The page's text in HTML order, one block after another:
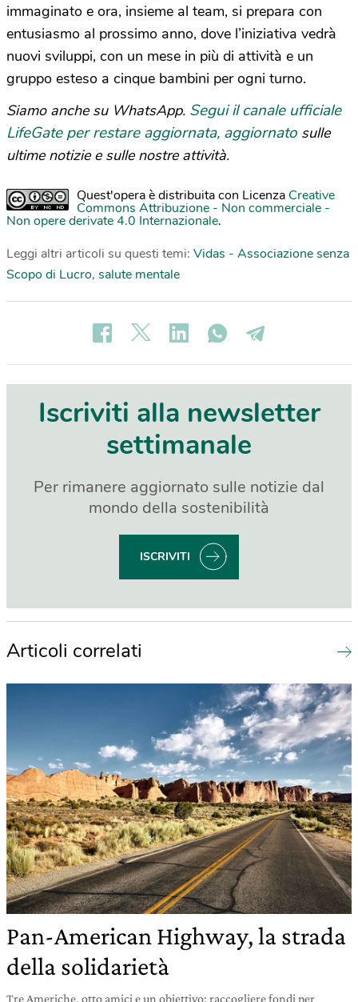
immaginato e ora, insieme al team, si prepara con
entusiasmo al prossimo anno, dove l’iniziativa vedrà
nuovi sviluppi, con un mese in più di attività e un
gruppo esteso a cinque bambini per ogni turno.
Siamo anche su WhatsApp. Segui il canale ufficiale
LifeGate per restare aggiornata, aggiornato sulle
ultime notizie e sulle nostre attività.
Quest'opera è distribuita con Licenza Creative
Commons Attribuzione - Non commerciale -
Non opere derivate 4.0 Internazionale.
Leggi altri articoli su questi temi: Vidas - Associazione senza
Scopo di Lucro, salute mentale
Iscriviti alla newsletter
settimanale
Per rimanere aggiornato sulle notizie dal
mondo della sostenibilità
ISCRIVITI
Articoli correlati
Pan-American Highway, la strada
della solidarietà
Tre Americhe, otto amici e un obiettivo: raccogliere fondi per